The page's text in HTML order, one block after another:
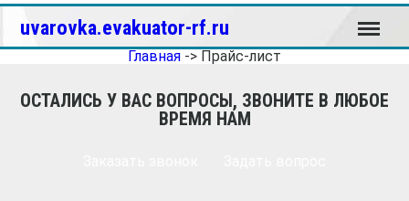
uvarovka.evakuator-rf.ru Меню
Главная -> Прайс-лист
ОСТАЛИСЬ У ВАС ВОПРОСЫ, ЗВОНИТЕ В ЛЮБОЕ
ВРЕМЯ НАМ